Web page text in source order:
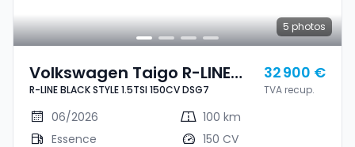
5 photos
Volkswagen Taigo R-LINE
BLACK STYLE 1.5TSI 150CV
DSG7
R-LINE BLACK STYLE 1.5TSI 150CV DSG7
32 900 €
TVA recup.
06/2026
100 km
Essence
150 CV